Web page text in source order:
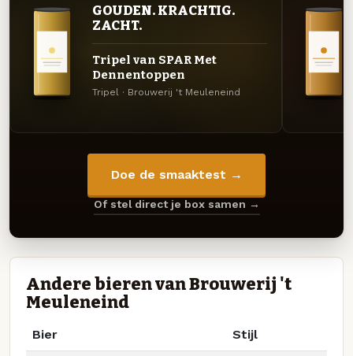
GOUDEN. KRACHTIG.
ZACHT.
Tripel van SPAR Met
Dennentoppen
Tripel · Brouwerij 't Meuleneind
Doe de smaaktest →
Of stel direct je box samen →
Andere bieren van Brouwerij 't
Meuleneind
Bier Stijl